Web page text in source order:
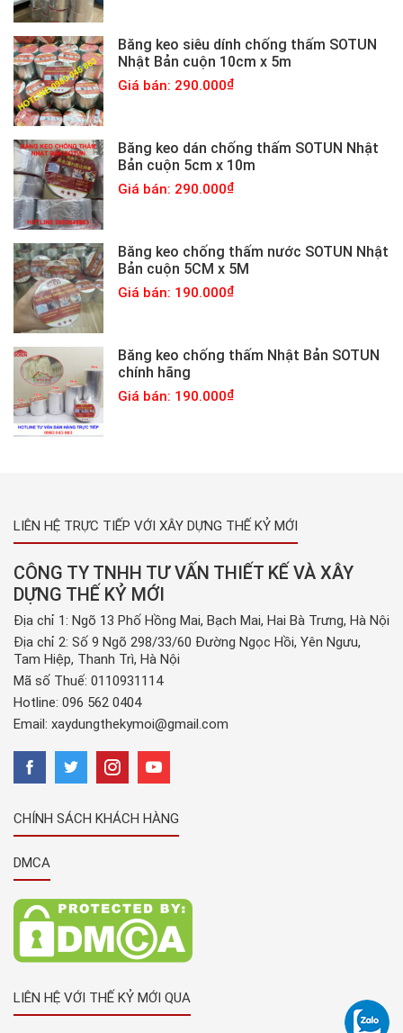
Băng keo siêu dính chống thấm SOTUN
Nhật Bản cuộn 10cm x 5m
Giá bán: 290.000
Băng keo dán chống thấm SOTUN Nhật
Bản cuộn 5cm x 10m
Giá bán: 290.000
Băng keo chống thấm nước SOTUN Nhật
Bản cuộn 5CM x 5M
Giá bán: 190.000
Băng keo chống thấm Nhật Bản SOTUN
chính hãng
Giá bán: 190.000
LIÊN HỆ TRỰC TIẾP VỚI XÂY DỰNG THẾ KỶ MỚI
CÔNG TY TNHH TƯ VẤN THIẾT KẾ VÀ XÂY
DỰNG THẾ KỶ MỚI
Địa chỉ 1: Ngõ 13 Phố Hồng Mai, Bạch Mai, Hai Bà Trưng, Hà Nội
Địa chỉ 2: Số 9 Ngõ 298/33/60 Đường Ngọc Hồi, Yên Ngưu,
Tam Hiệp, Thanh Trì, Hà Nội
Mã số Thuế: 0110931114
Hotline: 096 562 0404
Email: xaydungthekymoi@gmail.com
CHÍNH SÁCH KHÁCH HÀNG
DMCA
LIÊN HỆ VỚI THẾ KỶ MỚI QUA